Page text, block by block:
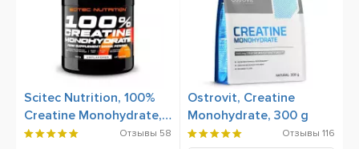
Scitec Nutrition, 100%
Creatine Monohydrate,
500 g
Отзывы 58
Ostrovit, Creatine
Monohydrate, 300 g
Отзывы 116